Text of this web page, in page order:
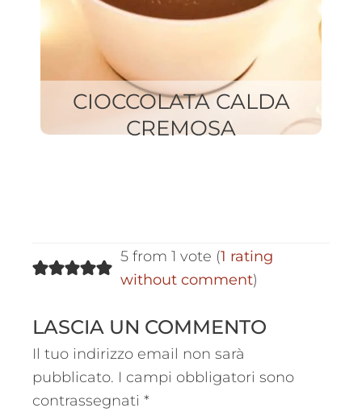
CIOCCOLATA CALDA
CREMOSA
5 from 1 vote (1 rating
without comment)
LASCIA UN COMMENTO
Il tuo indirizzo email non sarà
pubblicato. I campi obbligatori sono
contrassegnati *